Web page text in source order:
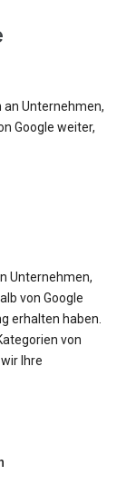
an Unternehmen,
Google weiter,
Unternehmen,
von Google
erhalten haben.
von
Ihre